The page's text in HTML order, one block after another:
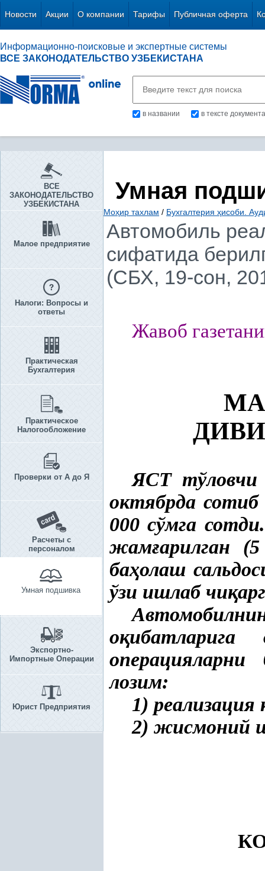
Новости Акции О компании Тарифы Публичная оферта
Информационно-поисковые и экспертные системы
ВСЕ ЗАКОНОДАТЕЛЬСТВО УЗБЕКИСТАНА
в названии в тексте документа
ВСЕ
ЗАКОНОДАТЕЛЬСТВО
УЗБЕКИСТАНА
Малое предприятие
Налоги: Вопросы и
ответы
Практическая
Бухгалтерия
Практическое
Налогообложение
Проверки от А до Я
Расчеты с
персоналом
Умная подшивка
Экспортно-
Импортные Операции
Юрист Предприятия
Умная
Моҳир тахлам / Бухгалтерия ҳисоби.
Автомобиль
сифатида
(СБХ, 19-сон,
Жавоб
ЯСТ
октябрда
000 сўмга
жамғарилган
баҳолаш
ўзи ишлаб чиқ
оқ
лозим:
1) реализация
2) жисмоний